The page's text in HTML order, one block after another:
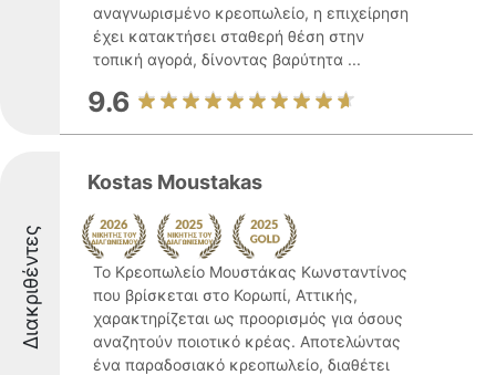
αναγνωρισμένο κρεοπωλείο, η επιχείρηση
έχει κατακτήσει σταθερή θέση στην
τοπική αγορά, δίνοντας βαρύτητα ...
9.6
Διακριθέντες
Kostas Moustakas
Το Κρεοπωλείο Μουστάκας Κωνσταντίνος
που βρίσκεται στο Κορωπί, Αττικής,
χαρακτηρίζεται ως προορισμός για όσους
αναζητούν ποιοτικό κρέας. Αποτελώντας
ένα παραδοσιακό κρεοπωλείο, διαθέτει